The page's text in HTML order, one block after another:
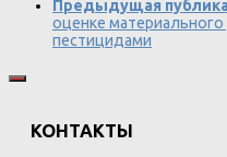
Предыдущая
оценке
пестицидами
КОНТАКТЫ